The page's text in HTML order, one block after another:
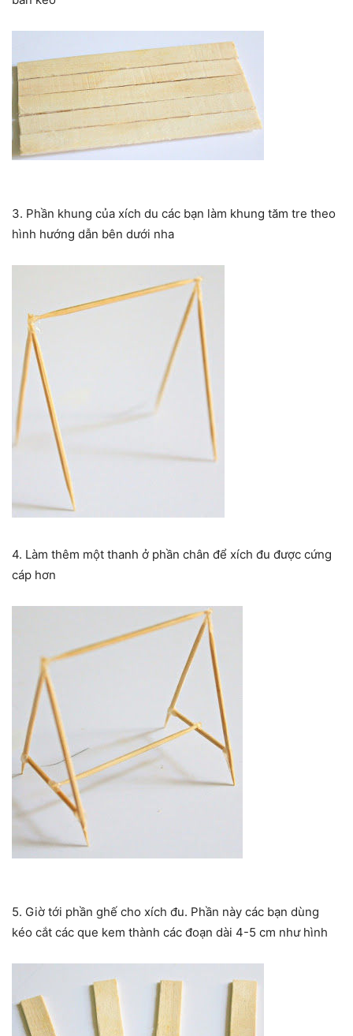
3. Phần khung của xích du các bạn làm khung tăm tre theo
hình hướng dẫn bên dưới nha
4. Làm thêm một thanh ở phần chân để xích đu được cứng
cáp hơn
5. Giờ tới phần ghế cho xích đu. Phần này các bạn dùng
kéo cắt các que kem thành các đoạn dài 4-5 cm như hình